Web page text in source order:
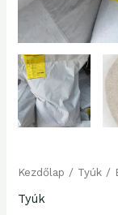
Kezdőlap / Tyúk /
Tyúk